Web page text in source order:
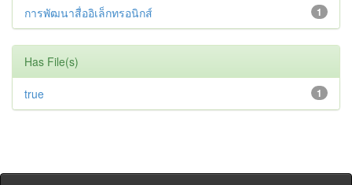
1
การพัฒนาสื่ออิเล็กทรอนิกส์
Has File(s)
1
true